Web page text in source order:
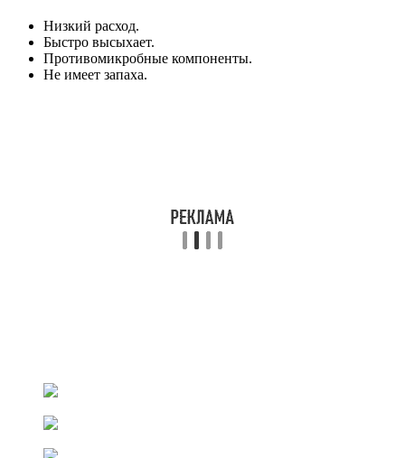
Низкий расход.
Быстро высыхает.
Противомикробные компоненты.
Не имеет запаха.